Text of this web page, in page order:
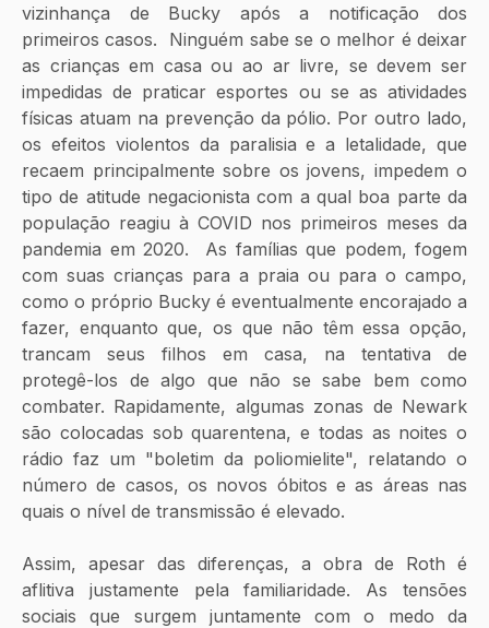
vizinhança de Bucky após a notificação dos
primeiros casos.  Ninguém sabe se o melhor é deixar
as crianças em casa ou ao ar livre, se devem ser
impedidas de praticar esportes ou se as atividades
físicas atuam na prevenção da pólio. Por outro lado,
os efeitos violentos da paralisia e a letalidade, que
recaem principalmente sobre os jovens, impedem o
tipo de atitude negacionista com a qual boa parte da
população reagiu à COVID nos primeiros meses da
pandemia em 2020.  As famílias que podem, fogem
com suas crianças para a praia ou para o campo,
como o próprio Bucky é eventualmente encorajado a
fazer, enquanto que, os que não têm essa opção,
trancam seus filhos em casa, na tentativa de
protegê-los de algo que não se sabe bem como
combater. Rapidamente, algumas zonas de Newark
são colocadas sob quarentena, e todas as noites o
rádio faz um "boletim da poliomielite", relatando o
número de casos, os novos óbitos e as áreas nas
quais o nível de transmissão é elevado.
Assim, apesar das diferenças, a obra de Roth é
aflitiva justamente pela familiaridade. As tensões
sociais que surgem juntamente com o medo da